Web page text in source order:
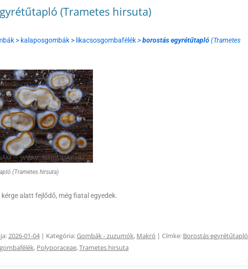
(Trametes hirsuta)
> kalaposgombák > likacsosgombafélék>borostás egyrétűtapló(Trametes
(Trametes hirsuta)
alatt fejlődő, még fiatal egyedek.
2026-01-04| Kategória:Gombák - zuzumók, Makró | Címke: Borostás egyrétűtapló
, Polyporaceae,Trametes hirsuta